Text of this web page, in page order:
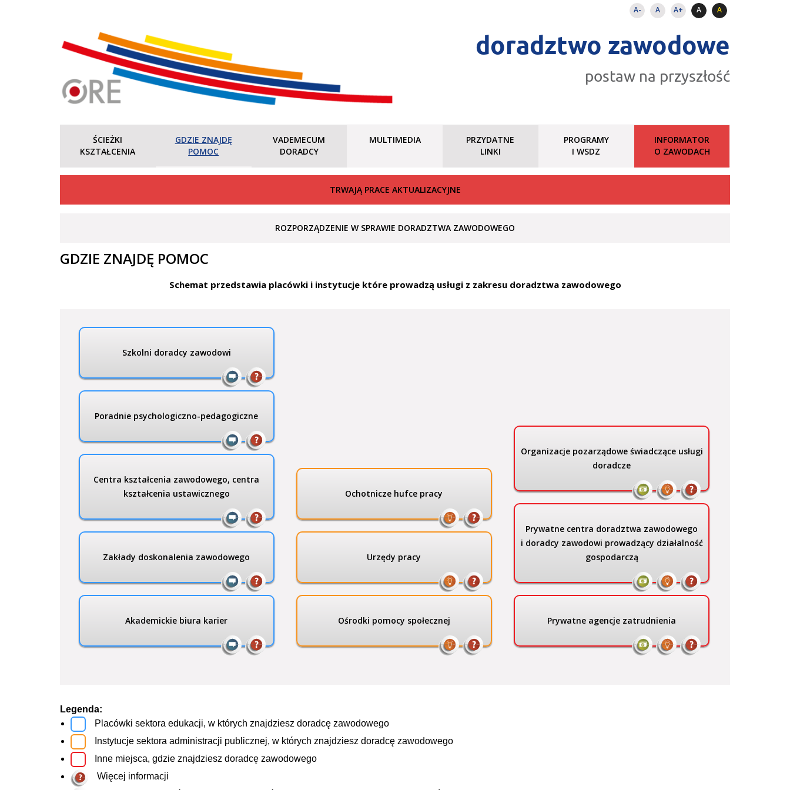
A- A A+ A A
doradztwo zawodowe
postaw na przyszłość
ŚCIEŻKI
KSZTAŁCENIA
GDZIE ZNAJDĘ
POMOC
VADEMECUM
DORADCY
MULTIMEDIA
PRZYDATNE
LINKI
PROGRAMY
I WSDZ
INFORMATOR
O ZAWODACH
TRWAJĄ PRACE AKTUALIZACYJNE
ROZPORZĄDZENIE W SPRAWIE DORADZTWA ZAWODOWEGO
GDZIE ZNAJDĘ POMOC
Schemat przedstawia placówki i instytucje które prowadzą usługi z zakresu doradztwa zawodowego
Szkolni doradcy zawodowi
Poradnie psychologiczno-pedagogiczne
Centra kształcenia zawodowego, centra
kształcenia ustawicznego
Zakłady doskonalenia zawodowego
Akademickie biura karier
Ochotnicze hufce pracy
Urzędy pracy
Ośrodki pomocy społecznej
Organizacje pozarządowe świadczące usługi
doradcze
Prywatne centra doradztwa zawodowego
i doradcy zawodowi prowadzący działalność
gospodarczą
Prywatne agencje zatrudnienia
Legenda:
Placówki sektora edukacji, w których znajdziesz doradcę zawodowego
Instytucje sektora administracji publicznej, w których znajdziesz doradcę zawodowego
Inne miejsca, gdzie znajdziesz doradcę zawodowego
Więcej informacji